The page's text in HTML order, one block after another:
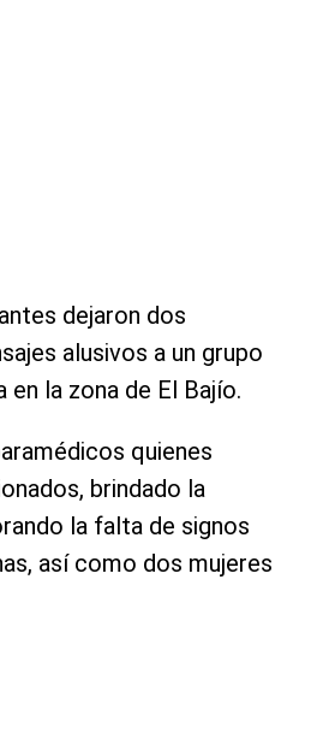
dejaron dos
alusivos a un grupo
la zona de El Bajío.
quienes
brindado la
la falta de signos
así como dos mujeres